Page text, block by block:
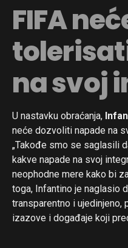
FIFA
na svoj
U nastavku obraćanja,
neće dozvoliti napade na
„Takođe smo se saglasili
kakve napade na svoj
neophodne mere kako bi
toga, Infantino je naglasio
transparentno i
izazove i događaje koji